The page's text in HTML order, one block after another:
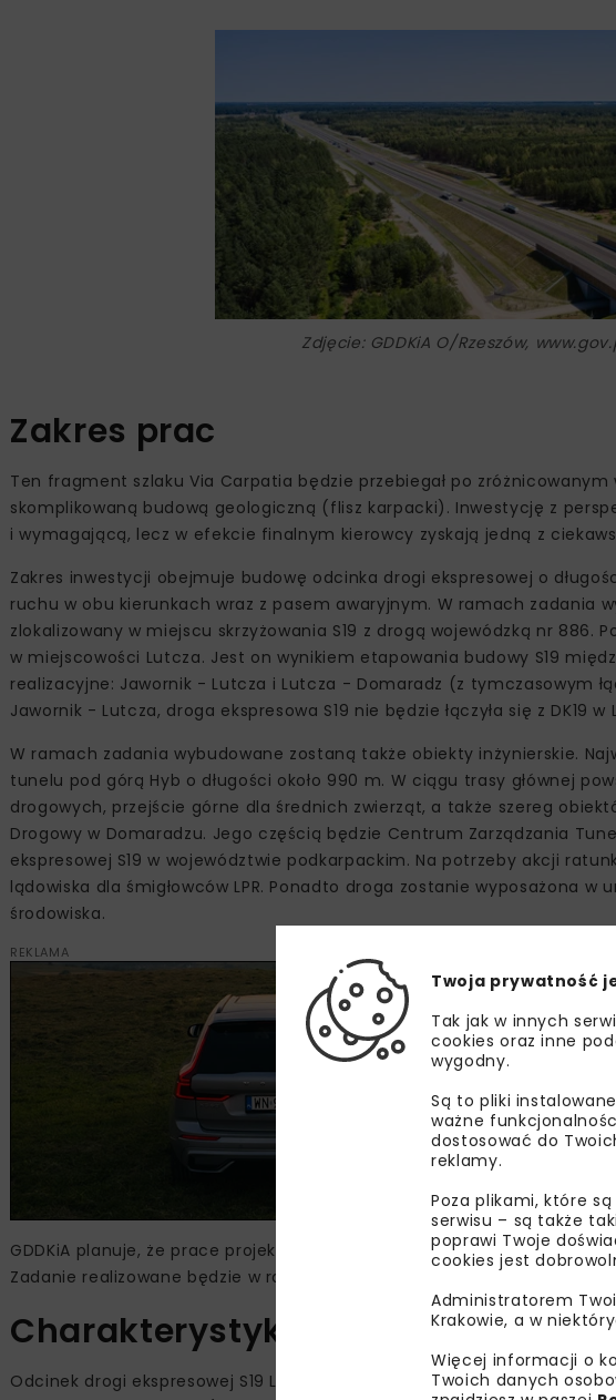
Zdjęcie: GDDKiA O/Rzeszów,
Zakres prac
Ten fragment szlaku Via Carpatia będzie przebiegał po
skomplikowaną budową geologiczną (flisz karpacki). Inwestycję z
i wymagającą, lecz w efekcie finalnym kierowcy zyskają jedną z
Zakres inwestycji obejmuje budowę odcinka drogi ekspresowej o
ruchu w obu kierunkach wraz z pasem awaryjnym. W ramach zadania
zlokalizowany w miejscu skrzyżowania S19 z drogą wojewódzką nr 886.
w miejscowości Lutcza. Jest on wynikiem etapowania budowy S19
realizacyjne: Jawornik - Lutcza i Lutcza - Domaradz (z tymczasowym
Jawornik - Lutcza, droga ekspresowa S19 nie będzie łączyła się z DK19 w
W ramach zadania wybudowane zostaną także obiekty inżynierskie.
tunelu pod górą Hyb o długości około 990 m. W ciągu trasy głównej
drogowych, przejście górne dla średnich zwierząt, a także szereg
Drogowy w Domaradzu. Jego częścią będzie Centrum Zarządzania
ekspresowej S19 w województwie podkarpackim. Na potrzeby akcji
lądowiska dla śmigłowców LPR. Ponadto droga zostanie wyposażona
środowiska.
REKLAMA
GDDKiA planuje, że prace projektowe i roboty budowlane zostaną
Zadanie realizowane będzie w ramach rządowego Programu Budowy
Charakterystyka terenu
Odcinek drogi ekspresowej S19 Lutcza - Domaradz będzie przebiegał
Twoja prywatność
Tak jak w innych
cookies oraz inne
wygodny.
Są to pliki
ważne
dostosować do
reklamy.
Poza plikami, które
serwisu – są także
poprawi Twoje
cookies jest
Administratorem
Krakowie, a w
Więcej informacji o
Twoich danych